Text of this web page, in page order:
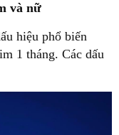
và nữ
hiệu phổ biến
1 tháng. Các dấu